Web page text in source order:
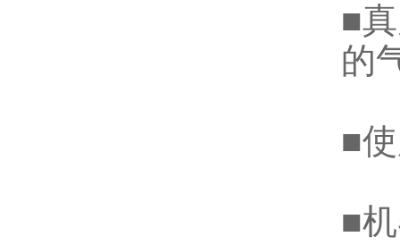
■
的
■
■